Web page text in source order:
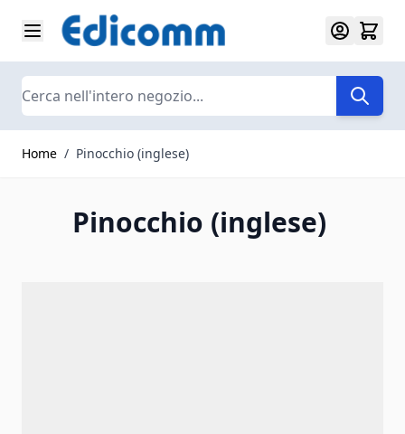
Salta al contenuto
Search
Home / Pinocchio (inglese)
Pinocchio (inglese)